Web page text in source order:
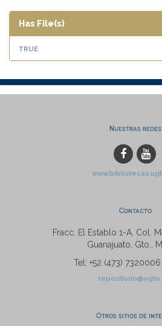
Has File(s)
true
Nuestras redes
Contacto
Fracc. El Establo 1-A, Col.
Guanajuato, Gto.,
Tel: +52 (473)
Otros sitios de